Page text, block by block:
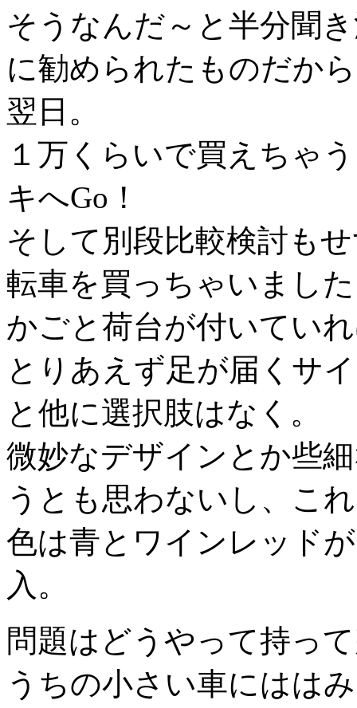
そうなんだ～と半分聞
に勧められたものだか
翌日。
１万くらいで買えちゃ
キへGo！
そして別段比較検討も
転車を買っちゃいまし
かごと荷台が付いてい
とりあえず足が届くサ
と他に選択肢はなく。
微妙なデザインとか些
うとも思わないし、こ
色は青とワインレッド
入。
問題はどうやって持っ
うちの小さい車にはは